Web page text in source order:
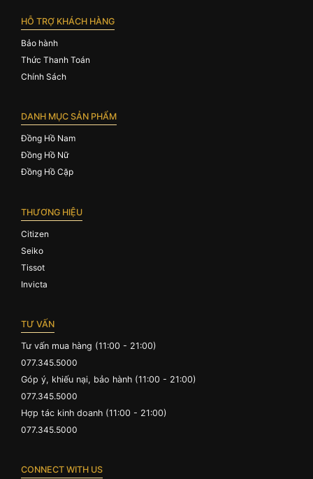
HỖ TRỢ KHÁCH HÀNG
Bảo hành
Thức Thanh Toán
Chính Sách
DANH MỤC SẢN PHẨM
Đồng Hồ Nam
Đồng Hồ Nữ
Đồng Hồ Cặp
THƯƠNG HIỆU
Citizen
Seiko
Tissot
Invicta
TƯ VẤN
Tư vấn mua hàng (11:00 - 21:00)
077.345.5000
Góp ý, khiếu nại, bảo hành (11:00 - 21:00)
077.345.5000
Hợp tác kinh doanh (11:00 - 21:00)
077.345.5000
CONNECT WITH US